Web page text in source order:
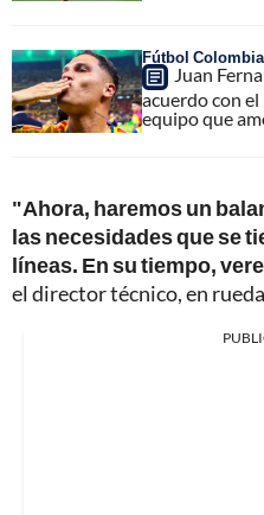
Fútbol
Juan
acuerdo con
equipo que
"Ahora, haremos un
las necesidades que se
líneas. En su tiempo,
el director técnico, en